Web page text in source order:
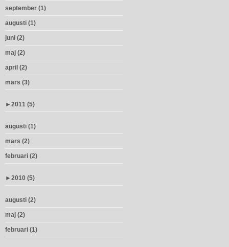
september (1)
augusti (1)
juni (2)
maj (2)
april (2)
mars (3)
► 2011 (5)
augusti (1)
mars (2)
februari (2)
► 2010 (5)
augusti (2)
maj (2)
februari (1)